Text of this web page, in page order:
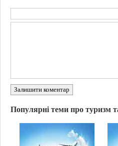
Залишити коментар
Популярні теми про туризм